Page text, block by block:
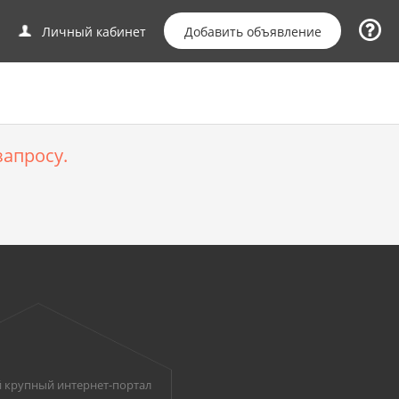
Личный кабинет Добавить объявление
интернет-портал